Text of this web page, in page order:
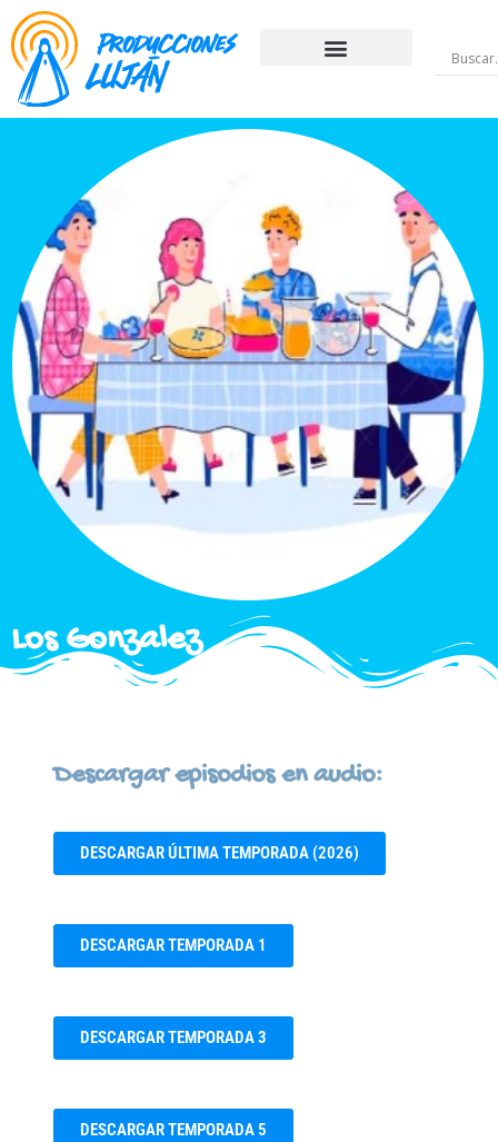
Los Gonzalez
Descargar episodios en audio:
DESCARGAR ÚLTIMA TEMPORADA (2026)
DESCARGAR TEMPORADA 1
DESCARGAR TEMPORADA 3
DESCARGAR TEMPORADA 5